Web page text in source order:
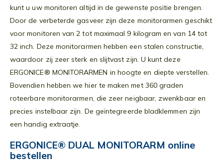
kunt u uw monitoren altijd in de gewenste positie brengen.
Door de verbeterde gasveer zijn deze monitorarmen geschikt
voor monitoren van 2 tot maximaal 9 kilogram en van 14 tot
32 inch. Deze monitorarmen hebben een stalen constructie,
waardoor zij zeer sterk en slijtvast zijn. U kunt deze
ERGONICE® MONITORARMEN in hoogte en diepte verstellen.
Bovendien hebben we hier te maken met 360 graden
roteerbare monitorarmen, die zeer neigbaar, zwenkbaar en
precies instelbaar zijn. De geïntegreerde bladklemmen zijn
een handig extraatje.
ERGONICE® DUAL MONITORARM online
bestellen